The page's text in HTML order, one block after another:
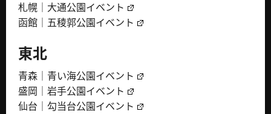
札幌｜大通公園イベント
函館｜五稜郭公園イベント
東北
青森｜青い海公園イベント
盛岡｜岩手公園イベント
仙台｜勾当台公園イベント